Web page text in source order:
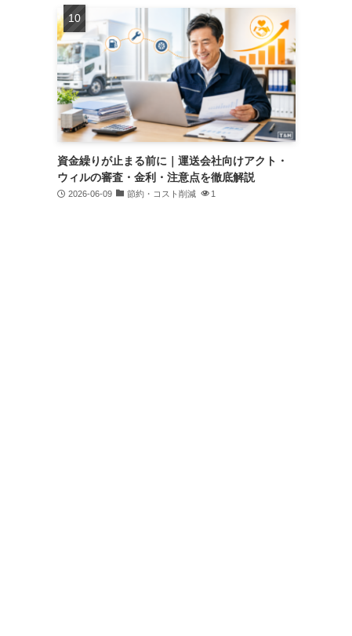
資金繰りが止まる前に｜運送会社向けアクト・
ウィルの審査・金利・注意点を徹底解説
2026-06-09 節約・コスト削減 1